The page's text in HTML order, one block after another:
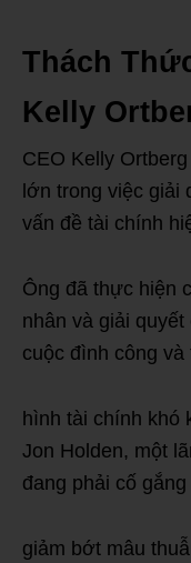
Thách
Kelly
CEO Kelly
lớn trong việc giải
vấn đề tài chính
Ông đã thực hiện
nhân và giải
cuộc đình công và
hình tài chính khó
Jon Holden, một
đang phải cố gắng
giảm bớt mâu